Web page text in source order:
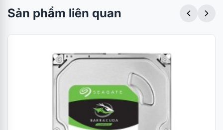
HDD di động
Western Elements
2TB USB 3.0 (
Sản phẩm liên quan